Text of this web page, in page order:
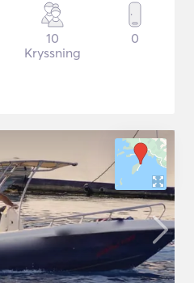
10
Kryssning
0